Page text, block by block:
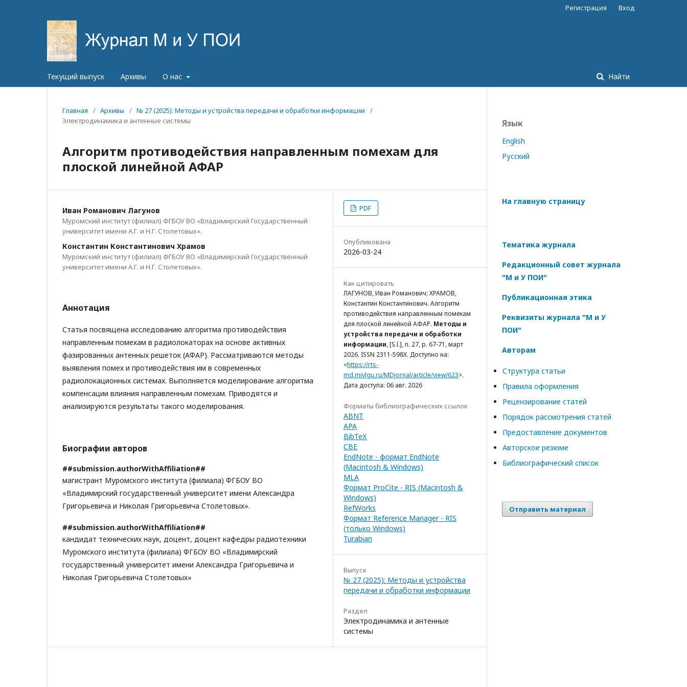
Текущий выпуск Архивы О нас Найти
Регистрация Вход
Главная / Архивы / № 27 (2025): Методы и устройства передачи и обработки информации
/
Электродинамика и антенные системы
Алгоритм противодействия направленным помехам для
плоской линейной АФАР
Иван Романович Лагунов
Муромский институт (филиал) ФГБОУ ВО «Владимирский Государственный
университет имени А.Г. и Н.Г. Столетовых».
Константин Константинович Храмов
Муромский институт (филиал) ФГБОУ ВО «Владимирский Государственный
университет имени А.Г. и Н.Г. Столетовых».
Аннотация
Статья посвящена исследованию алгоритма противодействия
направленным помехам в радиолокаторах на основе активных
фазированных антенных решеток (АФАР). Рассматриваются методы
выявления помех и противодействия им в современных
радиолокационных системах. Выполняется моделирование алгоритма
компенсации влияния направленным помехам. Приводятся и
анализируются результаты такого моделирования.
Биографии авторов
##submission.authorWithAffiliation##
магистрант Муромского института (филиала) ФГБОУ ВО
«Владимирский государственный университет имени Александра
Григорьевича и Николая Григорьевича Столетовых».
##submission.authorWithAffiliation##
кандидат технических наук, доцент, доцент кафедры радиотехники
Муромского института (филиала) ФГБОУ ВО «Владимирский
государственный университет имени Александра Григорьевича и
Николая Григорьевича Столетовых»
PDF
Опубликована
2026-03-24
Как цитировать
ЛАГУНОВ, Иван Романович; ХРАМОВ,
Константин Константинович. Алгоритм
противодействия направленным помехам
для плоской линейной АФАР. Методы и
устройства передачи и обработки
информации, [S.l.], n. 27, p. 67-71, март
2026. ISSN 2311-598X. Доступно на:
<https://rts-
md.mivlgu.ru/MDjornal/article/view/623>.
Дата доступа: 06 авг. 2026
Форматы библиографических ссылок
ABNT
APA
BibTeX
CBE
EndNote - формат EndNote
(Macintosh & Windows)
MLA
Формат ProCite - RIS (Macintosh &
Windows)
RefWorks
Формат Reference Manager - RIS
(только Windows)
Turabian
Выпуск
№ 27 (2025): Методы и устройства
передачи и обработки информации
Раздел
Электродинамика и антенные
системы
Язык
English
Русский
На главную страницу
Тематика журнала
Редакционный совет журнала
"М и У ПОИ"
Публикационная этика
Реквизиты журнала "М и У
ПОИ"
Авторам
Структура статьи
Правила оформления
Рецензирование статей
Порядок рассмотрения статей
Предоставление документов
Авторское резюме
Библиографический список
Отправить материал